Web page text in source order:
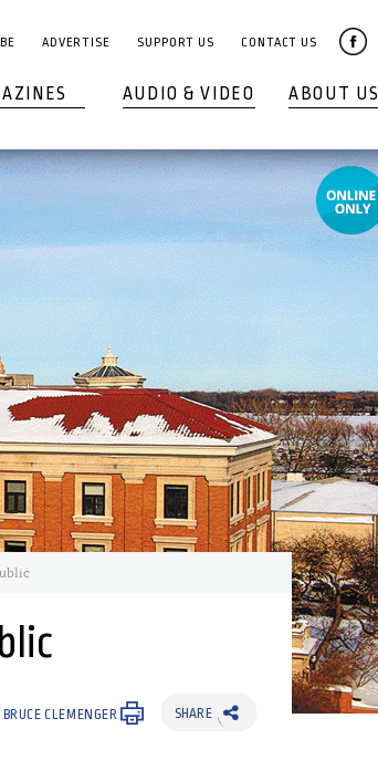
ADVERTISE SUPPORT US CONTACT US
AUDIO & VIDEO ABOUT US
CLEMENGER SHARE